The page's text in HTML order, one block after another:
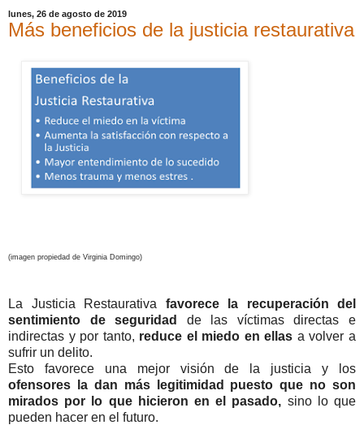
lunes, 26 de agosto de 2019
Más beneficios de la justicia restaurativa
(imagen propiedad de Virginia Domingo)
La Justicia Restaurativa favorece la recuperación del
sentimiento de seguridad
de las víctimas directas e
indirectas y por tanto, reduce el miedo en ellas a volver a
sufrir un delito.
Esto favorece una mejor visión de la justicia y los
ofensores la dan más legitimidad puesto que no son
mirados por lo que hicieron en el pasado, sino lo que
pueden hacer en el futuro.